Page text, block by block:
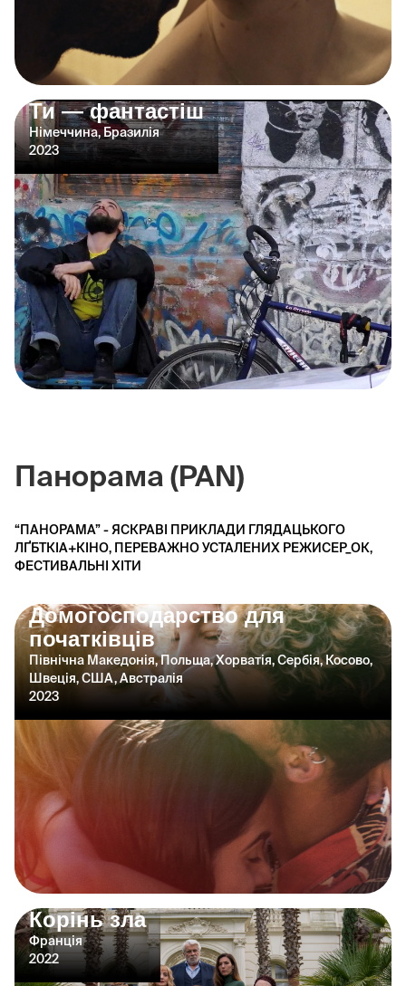
Ти — фантастіш
Німеччина, Бразилія
2023
Панорама (PAN)
“ПАНОРАМА” - ЯСКРАВІ ПРИКЛАДИ ГЛЯДАЦЬКОГО
ЛҐБТКІА+КІНО, ПЕРЕВАЖНО УСТАЛЕНИХ РЕЖИСЕР_ОК,
ФЕСТИВАЛЬНІ ХІТИ
Домогосподарство для
початківців
Північна Македонія, Польща, Хорватія, Сербія, Косово,
Швеція, США, Австралія
2023
Корінь зла
Франція
2022